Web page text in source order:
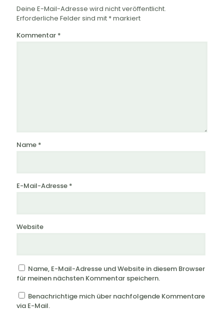
Deine E-Mail-Adresse wird nicht veröffentlicht.
Erforderliche Felder sind mit *markiert
Kommentar *
Name *
E-Mail-Adresse *
Website
Name, E-Mail-Adresse und Website in diesem Browser
für meinen nächsten Kommentar speichern.
Benachrichtige mich über nachfolgende Kommentare
via E-Mail.